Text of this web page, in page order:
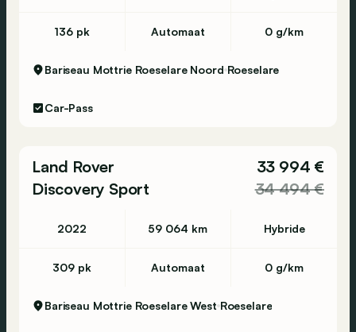
136 pk Automaat 0 g/km
Bariseau Mottrie Roeselare Noord Roeselare
Car-Pass
Land Rover
Discovery Sport
33 994 €
34 494 €
2022 59 064 km Hybride
309 pk Automaat 0 g/km
Bariseau Mottrie Roeselare West Roeselare